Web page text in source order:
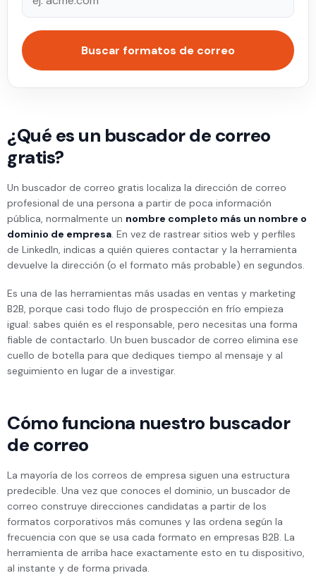
Buscar formatos de correo
¿Qué es un buscador de correo
gratis?
Un buscador de correo gratis localiza la dirección de correo
profesional de una persona a partir de poca información
pública, normalmente un nombre completo más un nombre o
dominio de empresa. En vez de rastrear sitios web y perfiles
de LinkedIn, indicas a quién quieres contactar y la herramienta
devuelve la dirección (o el formato más probable) en segundos.
Es una de las herramientas más usadas en ventas y marketing
B2B, porque casi todo flujo de prospección en frío empieza
igual: sabes quién es el responsable, pero necesitas una forma
fiable de contactarlo. Un buen buscador de correo elimina ese
cuello de botella para que dediques tiempo al mensaje y al
seguimiento en lugar de a investigar.
Cómo funciona nuestro buscador
de correo
La mayoría de los correos de empresa siguen una estructura
predecible. Una vez que conoces el dominio, un buscador de
correo construye direcciones candidatas a partir de los
formatos corporativos más comunes y las ordena según la
frecuencia con que se usa cada formato en empresas B2B. La
herramienta de arriba hace exactamente esto en tu dispositivo,
al instante y de forma privada.